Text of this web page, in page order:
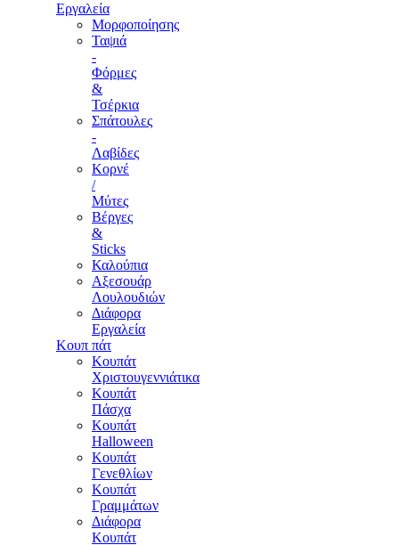
Εργαλεία
Μορφοποίησης
Ταψιά
-
Φόρμες
&
Τσέρκια
Σπάτουλες
-
Λαβίδες
Κορνέ
/
Μύτες
Βέργες
&
Sticks
Καλούπια
Αξεσουάρ
Λουλουδιών
Διάφορα
Εργαλεία
Κουπ πάτ
Κουπάτ
Χριστουγεννιάτικα
Κουπάτ
Πάσχα
Κουπάτ
Halloween
Κουπάτ
Γενεθλίων
Κουπάτ
Γραμμάτων
Διάφορα
Κουπάτ